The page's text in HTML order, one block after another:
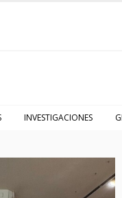
INVESTIGACIONES